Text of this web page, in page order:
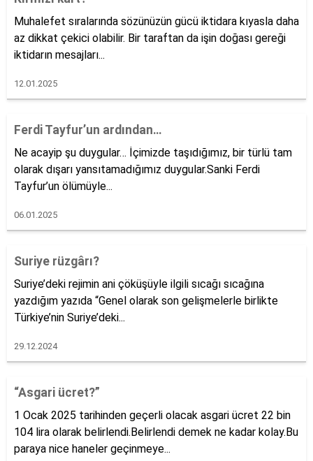
Muhalefet sıralarında sözünüzün gücü iktidara kıyasla daha
az dikkat çekici olabilir. Bir taraftan da işin doğası gereği
iktidarın mesajları...
12.01.2025
Ferdi Tayfur’un ardından…
Ne acayip şu duygular… İçimizde taşıdığımız, bir türlü tam
olarak dışarı yansıtamadığımız duygular.Sanki Ferdi
Tayfur’un ölümüyle...
06.01.2025
Suriye rüzgârı?
Suriye’deki rejimin ani çöküşüyle ilgili sıcağı sıcağına
yazdığım yazıda “Genel olarak son gelişmelerle birlikte
Türkiye’nin Suriye’deki...
29.12.2024
“Asgari ücret?”
1 Ocak 2025 tarihinden geçerli olacak asgari ücret 22 bin
104 lira olarak belirlendi.Belirlendi demek ne kadar kolay.Bu
paraya nice haneler geçinmeye...